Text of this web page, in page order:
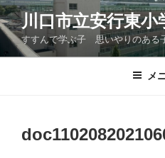
コ
ン
テ
ン
川口市立安行東小
すすんで学ぶ子 思いやりのあ
メ